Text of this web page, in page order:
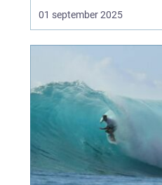
och minnesvärda
reseupplevelser som går
för många resenärer so...
01 september 2025